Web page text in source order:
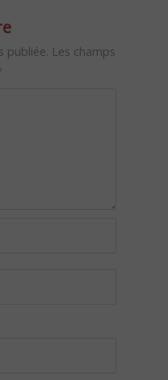
publiée. Les champs